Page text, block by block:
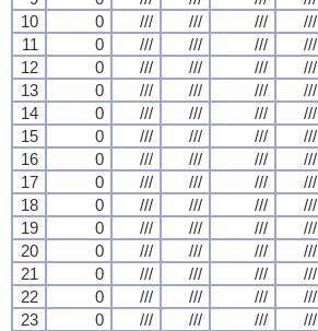
10
0 /// /// /// ///
11
0 /// /// /// ///
12
0 /// /// /// ///
13
0 /// /// /// ///
14
0 /// /// /// ///
15
0 /// /// /// ///
16
0 /// /// /// ///
17
0 /// /// /// ///
18
0 /// /// /// ///
19
0 /// /// /// ///
20
0 /// /// /// ///
21
0 /// /// /// ///
22
0 /// /// /// ///
23
0 /// /// /// ///